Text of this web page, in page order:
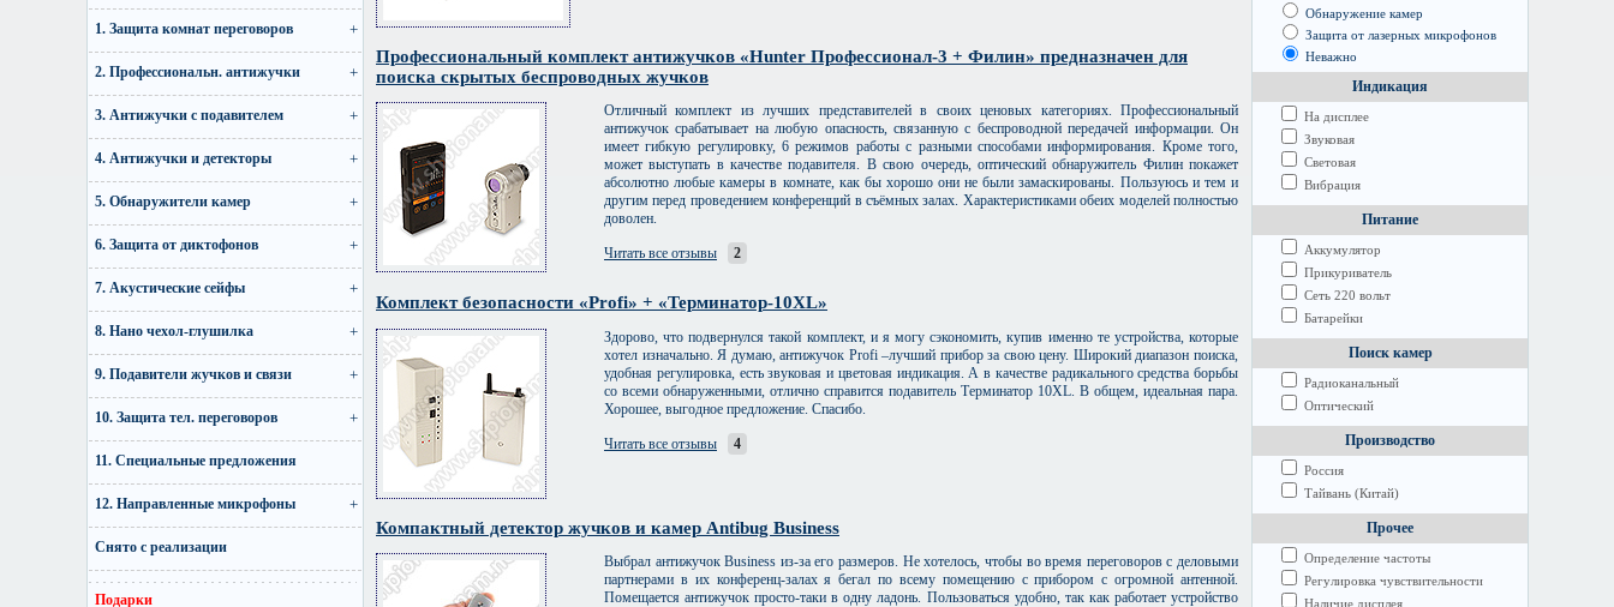
1. Защита комнат переговоров
2. Профессиональн. антижучки
3. Антижучки с подавителем
4. Антижучки и детекторы
5. Обнаружители камер
6. Защита от диктофонов
7. Акустические сейфы
8. Нано чехол-глушилка
9. Подавители жучков и связи
10. Защита тел. переговоров
11. Специальные предложения
12. Направленные микрофоны
Снято с реализации
Подарки
Профессиональный комплект антижучков «Hunter Профессионал-3 + Филин» предназначен для
поиска скрытых беспроводных жучков
Отличный комплект из лучших представителей в своих ценовых категориях. Профессиональный
антижучок срабатывает на любую опасность, связанную с беспроводной передачей информации. Он
имеет гибкую регулировку, 6 режимов работы с разными способами информирования. Кроме того,
может выступать в качестве подавителя. В свою очередь, оптический обнаружитель Филин покажет
абсолютно любые камеры в комнате, как бы хорошо они не были замаскированы. Пользуюсь и тем и
другим перед проведением конференций в съёмных залах. Характеристиками обеих моделей полностью
доволен.
Читать все отзывы 2
Комплект безопасности «Profi» + «Терминатор-10XL»
Здорово, что подвернулся такой комплект, и я могу сэкономить, купив именно те устройства, которые
хотел изначально. Я думаю, антижучок Profi –лучший прибор за свою цену. Широкий диапазон поиска,
удобная регулировка, есть звуковая и цветовая индикация. А в качестве радикального средства борьбы
со всеми обнаруженными, отлично справится подавитель Терминатор 10XL. В общем, идеальная пара.
Хорошее, выгодное предложение. Спасибо.
Читать все отзывы 4
Компактный детектор жучков и камер Antibug Business
Выбрал антижучок Business из-за его размеров. Не хотелось, чтобы во время переговоров с деловыми
партнерами в их конференц-залах я бегал по всему помещению с прибором с огромной антенной.
Помещается антижучок просто-таки в одну ладонь. Пользоваться удобно, так как работает устройство
Обнаружение камер
Защита от лазерных микрофонов
Неважно
Индикация
На дисплее
Звуковая
Световая
Вибрация
Питание
Аккумулятор
Прикуриватель
Сеть 220 вольт
Батарейки
Поиск камер
Радиоканальный
Оптический
Производство
Россия
Тайвань (Китай)
Прочее
Определение частоты
Регулировка чувствительности
Наличие дисплея